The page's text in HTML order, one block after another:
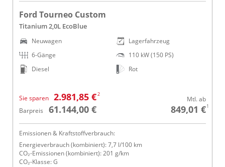
Ford Tourneo Custom
Titanium 2,0L EcoBlue
Neuwagen
6-Gänge
Diesel
Lagerfahrzeug
110 kW (150 PS)
Rot
Sie sparen 2.981,85 €2
Barpreis 61.144,00 €
Mtl. ab
849,01 €1
Emissionen & Kraftstoffverbrauch:
Energieverbrauch (kombiniert): 7,7 l/100 km
CO₂-Emissionen (kombiniert): 201 g/km
CO₂-Klasse: G